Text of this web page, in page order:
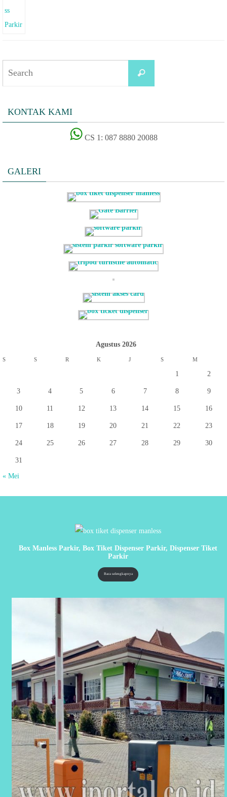
Search
KONTAK KAMI
CS 1: 087 8880 20088
GALERI
Agustus 2026
S S R K J S M
1 2
3 4 5 6 7 8 9
10 11 12 13 14 15 16
17 18 19 20 21 22 23
24 25 26 27 28 29 30
31
« Mei
Box Manless Parkir, Box Tiket Dispenser Parkir, Dispenser Tiket
Parkir
Baca selengkapnya